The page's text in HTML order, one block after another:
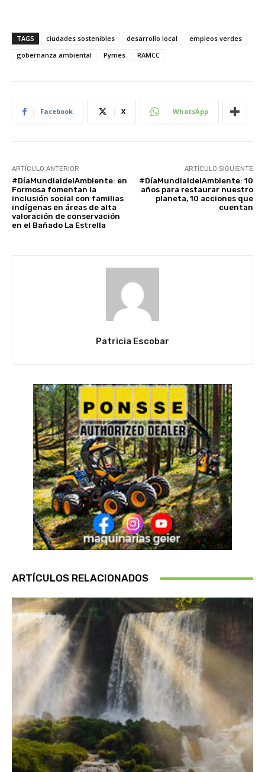
TAGS ciudades sostenibles desarrollo local
empleos verdes
gobernanza ambiental
Pymes RAMCC
Facebook X WhatsApp
ARTÍCULO ANTERIOR
#DíaMundialdelAmbiente: en
Formosa fomentan la
inclusión social con familias
indígenas en áreas de alta
valoración de conservación
en el Bañado La Estrella
ARTÍCULO SIGUIENTE
#DíaMundialdelAmbiente: 10
años para restaurar nuestro
planeta, 10 acciones que
cuentan
Patricia Escobar
ARTÍCULOS RELACIONADOS